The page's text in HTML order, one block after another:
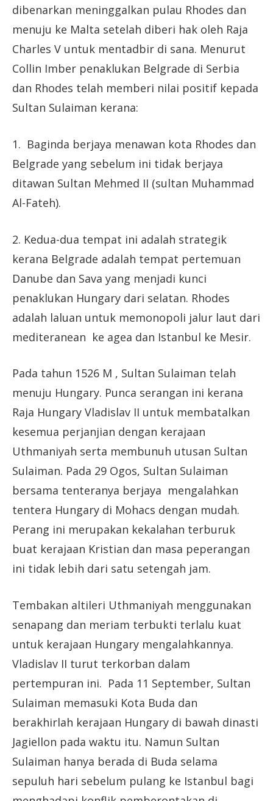
dibenarkan meninggalkan pulau Rhodes dan
menuju ke Malta setelah diberi hak oleh Raja
Charles V untuk mentadbir di sana. Menurut
Collin Imber penaklukan Belgrade di Serbia
dan Rhodes telah memberi nilai positif kepada
Sultan Sulaiman kerana:
1. Baginda berjaya menawan kota Rhodes dan
Belgrade yang sebelum ini tidak berjaya
ditawan Sultan Mehmed II (sultan Muhammad
Al-Fateh).
2. Kedua-dua tempat ini adalah strategik
kerana Belgrade adalah tempat pertemuan
Danube dan Sava yang menjadi kunci
penaklukan Hungary dari selatan. Rhodes
adalah laluan untuk memonopoli jalur laut dari
mediteranean ke agea dan Istanbul ke Mesir.
Pada tahun 1526 M , Sultan Sulaiman telah
menuju Hungary. Punca serangan ini kerana
Raja Hungary Vladislav II untuk membatalkan
kesemua perjanjian dengan kerajaan
Uthmaniyah serta membunuh utusan Sultan
Sulaiman. Pada 29 Ogos, Sultan Sulaiman
bersama tenteranya berjaya mengalahkan
tentera Hungary di Mohacs dengan mudah.
Perang ini merupakan kekalahan terburuk
buat kerajaan Kristian dan masa peperangan
ini tidak lebih dari satu setengah jam.
Tembakan altileri Uthmaniyah menggunakan
senapang dan meriam terbukti terlalu kuat
untuk kerajaan Hungary mengalahkannya.
Vladislav II turut terkorban dalam
pertempuran ini. Pada 11 September, Sultan
Sulaiman memasuki Kota Buda dan
berakhirlah kerajaan Hungary di bawah dinasti
Jagiellon pada waktu itu. Namun Sultan
Sulaiman hanya berada di Buda selama
sepuluh hari sebelum pulang ke Istanbul bagi